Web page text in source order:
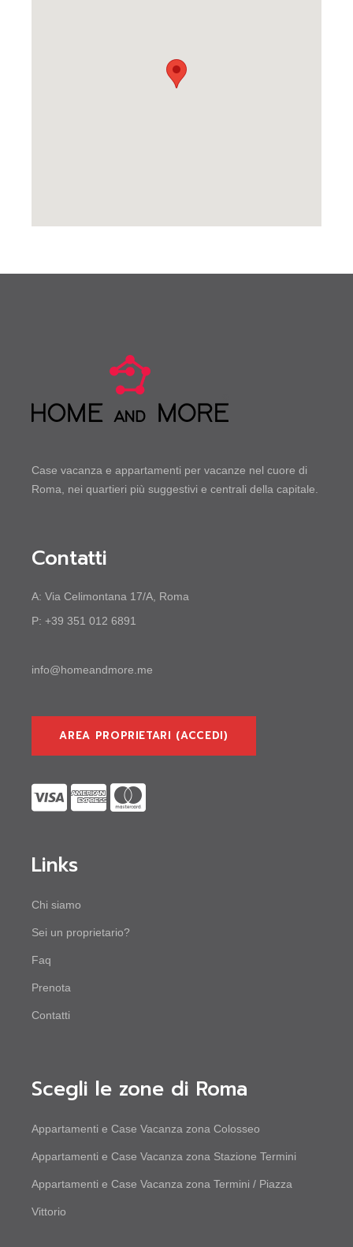
Case vacanza e appartamenti per vacanze nel cuore di
Roma, nei quartieri più suggestivi e centrali della capitale.
Contatti
A:Via Celimontana 17/A, Roma
P:+39 351 012 6891
info@homeandmore.me
AREA PROPRIETARI (ACCEDI)
Links
Chi siamo
Sei un proprietario?
Faq
Prenota
Contatti
Scegli le zone di Roma
Appartamenti e Case Vacanza zona Colosseo
Appartamenti e Case Vacanza zona Stazione Termini
Appartamenti e Case Vacanza zona Termini / Piazza
Vittorio